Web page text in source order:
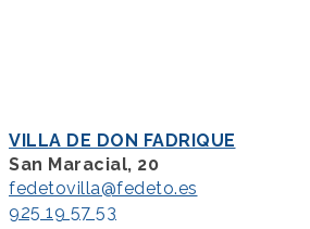
VILLA DE DON FADRIQUE
San Maracial, 20
fedetovilla@fedeto.es
925 19 57 53